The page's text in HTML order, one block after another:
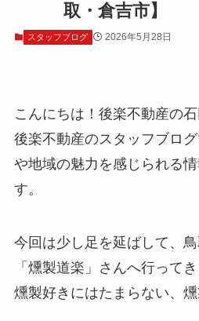
取・倉吉市】
スタッフブログ 2026年5月28日
こんにちは！後楽不動産の石
後楽不動産のスタッフブロ
や地域の魅力を感じられる
す。
今回は少し足を延ばして、
「燻製道楽」さんへ行ってき
燻製好きにはたまらない、燻